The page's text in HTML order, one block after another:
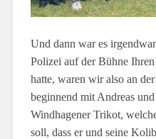
Und dann war es
Polizei auf der Bühne
hatte, waren wir also an
beginnend mit Andreas
Windhagener Trikot,
soll, dass er und seine